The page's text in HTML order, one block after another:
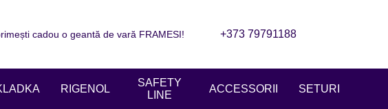
cadou o geantă de vară FRAMESI!
+373 79791188
RIGENOL
SAFETY
LINE
ACCESSORII SETURI